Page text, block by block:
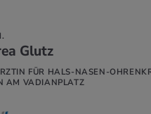
Glutz
FÜR HALS-NASEN-
AM VADIANPLATZ